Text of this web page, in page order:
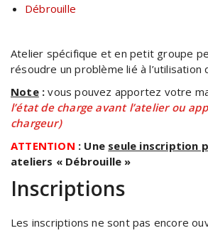
Débrouille
Atelier spécifique et en petit groupe
résoudre un problème lié à
Note: vous pouvez apportez votre
l’état de charge avant l’atelier ou
chargeur)
ATTENTION : Une seule inscription
ateliers « Débrouille »
Inscriptions
Les inscriptions ne sont pas encore